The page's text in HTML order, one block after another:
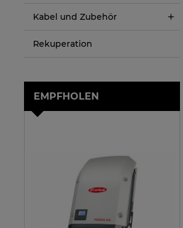
Kabel und Zubehör
Rekuperation
EMPFHOLEN